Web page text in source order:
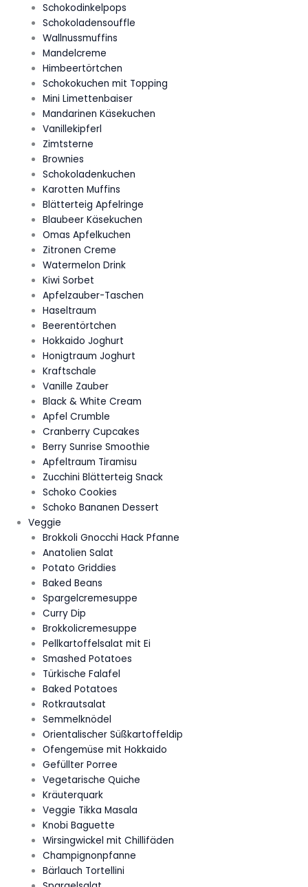
Schokodinkelpops
Schokoladensouffle
Wallnussmuffins
Mandelcreme
Himbeertörtchen
Schokokuchen mit Topping
Mini Limettenbaiser
Mandarinen Käsekuchen
Vanillekipferl
Zimtsterne
Brownies
Schokoladenkuchen
Karotten Muffins
Blätterteig Apfelringe
Blaubeer Käsekuchen
Omas Apfelkuchen
Zitronen Creme
Watermelon Drink
Kiwi Sorbet
Apfelzauber-Taschen
Haseltraum
Beerentörtchen
Hokkaido Joghurt
Honigtraum Joghurt
Kraftschale
Vanille Zauber
Black & White Cream
Apfel Crumble
Cranberry Cupcakes
Berry Sunrise Smoothie
Apfeltraum Tiramisu
Zucchini Blätterteig Snack
Schoko Cookies
Schoko Bananen Dessert
Veggie
Brokkoli Gnocchi Hack Pfanne
Anatolien Salat
Potato Griddies
Baked Beans
Spargelcremesuppe
Curry Dip
Brokkolicremesuppe
Pellkartoffelsalat mit Ei
Smashed Potatoes
Türkische Falafel
Baked Potatoes
Rotkrautsalat
Semmelknödel
Orientalischer Süßkartoffeldip
Ofengemüse mit Hokkaido
Gefüllter Porree
Vegetarische Quiche
Kräuterquark
Veggie Tikka Masala
Knobi Baguette
Wirsingwickel mit Chillifäden
Champignonpfanne
Bärlauch Tortellini